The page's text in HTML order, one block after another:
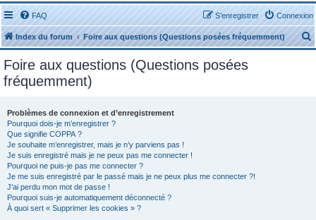
FAQ Connexion
S’enregistrer
Index du forum Foire aux questions (Questions posées fréquemment)
e
Foire aux questions (Questions posées
fréquemment)
Problèmes de connexion et d’enregistrement
Pourquoi dois-je m’enregistrer ?
Que signifie COPPA ?
Je souhaite m’enregistrer, mais je n’y parviens pas !
Je suis enregistré mais je ne peux pas me connecter !
Pourquoi ne puis-je pas me connecter ?
Je me suis enregistré par le passé mais je ne peux plus me connecter ?!
J’ai perdu mon mot de passe !
Pourquoi suis-je automatiquement déconnecté ?
À quoi sert « Supprimer les cookies » ?